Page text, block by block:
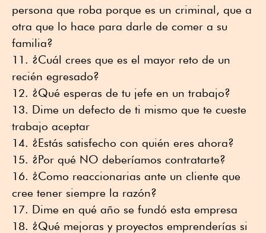
persona que roba porque es un criminal, que a
otra que lo hace para darle de comer a su
familia?
¿Cuál crees que es el mayor reto de un
recién egresado?
¿Qué esperas de tu jefe en un trabajo?
Dime un defecto de ti mismo que te cueste
trabajo aceptar
¿Estás satisfecho con quién eres ahora?
¿Por qué NO deberíamos contratarte?
¿Como reaccionarias ante un cliente que
cree tener siempre la razón?
Dime en qué año se fundó esta empresa
¿Qué mejoras y proyectos emprenderías si